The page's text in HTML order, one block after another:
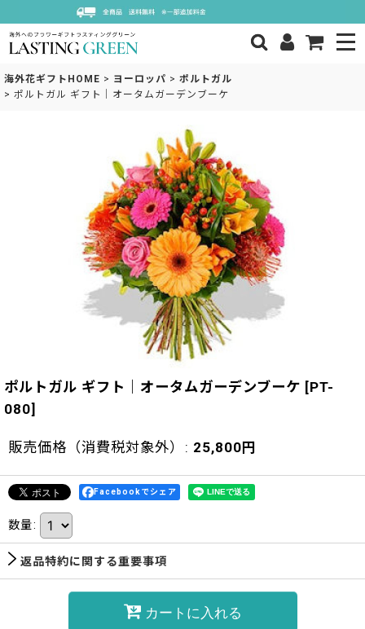
海外花ギフトHOME > ヨーロッパ > ポルトガル
> ポルトガル ギフト｜オータムガーデンブーケ
ポルトガル ギフト｜オータムガーデンブーケ [PT-
080]
販売価格（消費税対象外） : 25,800 円
Facebookでシェア
数量:
返品特約に関する重要事項
カートに入れる